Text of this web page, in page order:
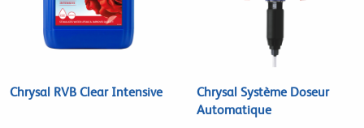
Chrysal RVB Clear Intensive
Chrysal Système Doseur
Automatique